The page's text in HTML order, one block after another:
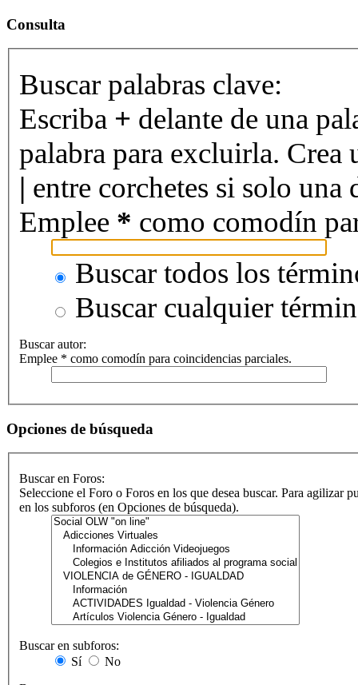
Consulta
Buscar palabras clave:
Escriba + delante de una
palabra para excluirla. Crea
| entre corchetes si solo una
Emplee * como comodín
Buscar todos los
Buscar cualquier
Buscar autor:
Emplee * como comodín para coincidencias parciales.
Opciones de búsqueda
Buscar en Foros:
Seleccione el Foro o Foros en los que desea buscar. Para agilizar
en los subforos (en Opciones de búsqueda).
Buscar en subforos:
Sí
No